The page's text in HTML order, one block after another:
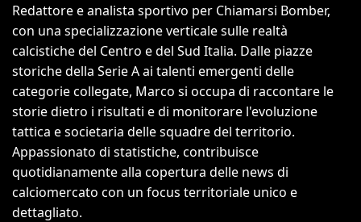
Redattore e analista sportivo per Chiamarsi Bomber,
con una specializzazione verticale sulle realtà
calcistiche del Centro e del Sud Italia. Dalle piazze
storiche della Serie A ai talenti emergenti delle
categorie collegate, Marco si occupa di raccontare le
storie dietro i risultati e di monitorare l'evoluzione
tattica e societaria delle squadre del territorio.
Appassionato di statistiche, contribuisce
quotidianamente alla copertura delle news di
calciomercato con un focus territoriale unico e
dettagliato.